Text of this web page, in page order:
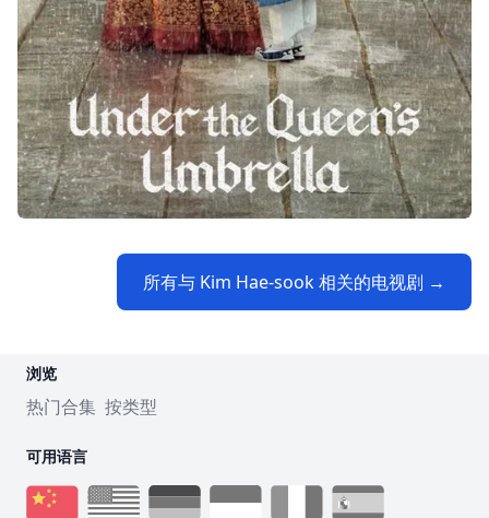
所有与 Kim Hae-sook 相关的电视剧 →
浏览
热门合集 按类型
可用语言